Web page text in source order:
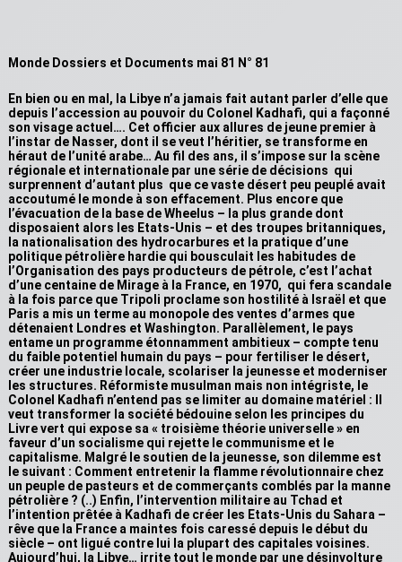
Monde Dossiers et Documents mai 81 N° 81
En bien ou en mal, la Libye n’a jamais fait autant parler d’elle que
depuis l’accession au pouvoir du Colonel Kadhafi, qui a façonné
son visage actuel…. Cet officier aux allures de jeune premier à
l’instar de Nasser, dont il se veut l’héritier, se transforme en
héraut de l’unité arabe… Au fil des ans, il s’impose sur la scène
régionale et internationale par une série de décisions qui
surprennent d’autant plus que ce vaste désert peu peuplé avait
accoutumé le monde à son effacement. Plus encore que
l’évacuation de la base de Wheelus – la plus grande dont
disposaient alors les Etats-Unis – et des troupes britanniques,
la nationalisation des hydrocarbures et la pratique d’une
politique pétrolière hardie qui bousculait les habitudes de
l’Organisation des pays producteurs de pétrole, c’est l’achat
d’une centaine de Mirage à la France, en 1970, qui fera scandale
à la fois parce que Tripoli proclame son hostilité à Israël et que
Paris a mis un terme au monopole des ventes d’armes que
détenaient Londres et Washington. Parallèlement, le pays
entame un programme étonnamment ambitieux – compte tenu
du faible potentiel humain du pays – pour fertiliser le désert,
créer une industrie locale, scolariser la jeunesse et moderniser
les structures. Réformiste musulman mais non intégriste, le
Colonel Kadhafi n’entend pas se limiter au domaine matériel : Il
veut transformer la société bédouine selon les principes du
Livre vert qui expose sa « troisième théorie universelle » en
faveur d’un socialisme qui rejette le communisme et le
capitalisme. Malgré le soutien de la jeunesse, son dilemme est
le suivant : Comment entretenir la flamme révolutionnaire chez
un peuple de pasteurs et de commerçants comblés par la manne
pétrolière ? (..) Enfin, l’intervention militaire au Tchad et
l’intention prêtée à Kadhafi de créer les Etats-Unis du Sahara –
rêve que la France a maintes fois caressé depuis le début du
siècle – ont ligué contre lui la plupart des capitales voisines.
Aujourd’hui, la Libye… irrite tout le monde par une désinvolture